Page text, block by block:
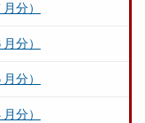
分）
分）
分）
分）